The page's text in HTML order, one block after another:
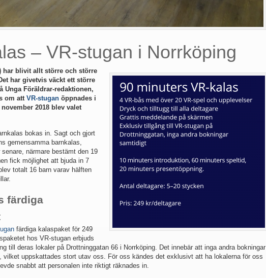
– VR-stugan i Norrköping
har blivit allt större och större
har givetvis väckt ett större
Unga Föräldrar-redaktionen,
om att VR-stugan öppnades i
2018 blev valet
bokas in. Sagt och gjort
gemensamma barnkalas,
närmare bestämt den 19
fick möjlighet att bjuda in 7
totalt 16 barn varav hälften
färdiga
färdiga kalaspaket för 249
hos VR-stugan erbjuds
till deras lokaler på Drottninggatan 66 i Norrköping. Det innebär att inga andra bokningar
vilket uppskattades stort utav oss. För oss kändes det exklusivt att ha lokalerna för oss
snabbt att personalen inte riktigt räknades in.